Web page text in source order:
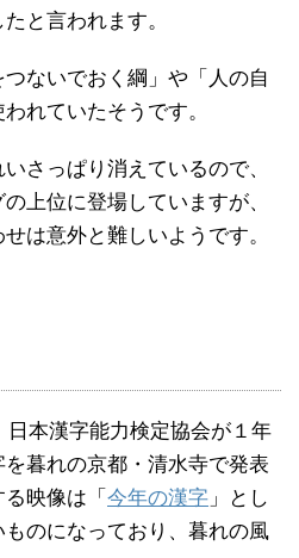
と言われます。
ないでおく綱」や「人の自
れていたそうです。
さっぱり消えているので、
上位に登場していますが、
は意外と難しいようです。
日本漢字能力検定協会が１年
暮れの京都・清水寺で発表
映像は「 今年の漢字 」とし
のになっており、暮れの風